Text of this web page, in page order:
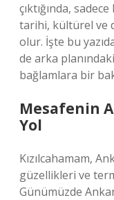
çıktığında,
tarihi, kültürel ve
olur. İşte bu
de arka
bağlamlara bir
Mesafenin
Yol
Kızılcahamam,
güzellikleri ve
Günümüzde